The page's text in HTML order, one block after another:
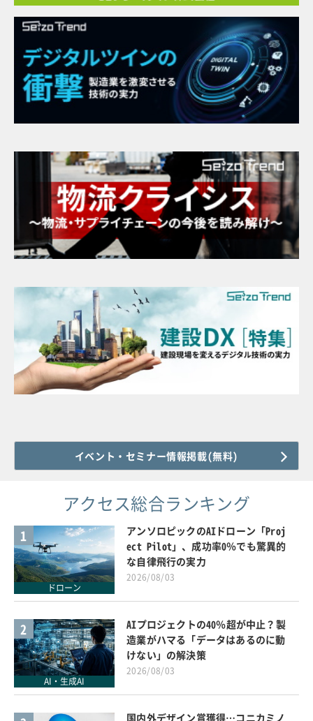
イベント・セミナー情報掲載(無料)
アクセス総合ランキング
1
ドローン
アンソロピックのAIドローン「Proj
ect Pilot」、成功率0％でも驚異的
な自律飛行の実力
2026/08/03
2
AI・生成AI
AIプロジェクトの40％超が中止？製
造業がハマる「データはあるのに動
けない」の解決策
2026/08/03
国内外デザイン賞獲得…コニカミノ